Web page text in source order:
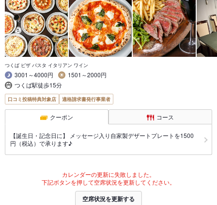
つくば ピザ パスタ イタリアン ワイン
3001～4000円
1501～2000円
つくば駅徒歩15分
口コミ投稿特典対象店 適格請求書発行事業者
クーポン コース
【誕生日・記念日に】 メッセージ入り自家製デザートプレートを1500
円（税込）で承ります♪
カレンダーの更新に失敗しました。
下記ボタンを押して空席状況を更新してください。
空席状況を更新する